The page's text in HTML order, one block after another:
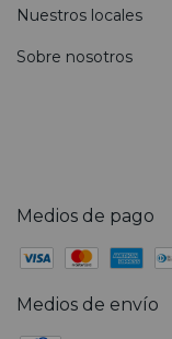
Nuestros locales
Sobre nosotros
Medios de pago
Medios de envío